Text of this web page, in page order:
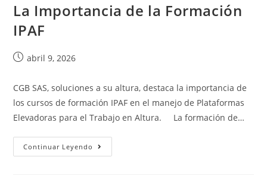
La Importancia de la Formación
IPAF
abril 9, 2026
CGB SAS, soluciones a su altura, destaca la importancia de
los cursos de formación IPAF en el manejo de Plataformas
Elevadoras para el Trabajo en Altura. La formación de…
Continuar Leyendo